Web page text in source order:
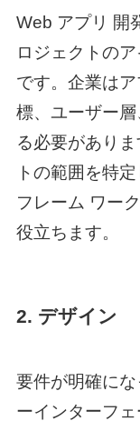
Web アプリ 開
ロジェクトの
です。企業は
標、ユーザー
る必要があり
トの範囲を特
フレーム ワーク
役立ちます。
2. デザイン
要件が明確に
ーインターフ